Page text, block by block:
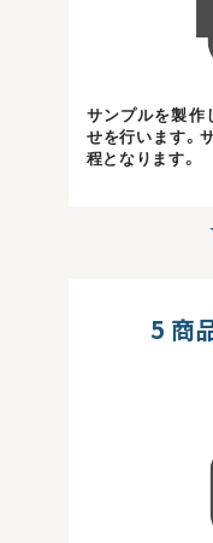
サンプルを製作
せを行います。
程となります。
5 商